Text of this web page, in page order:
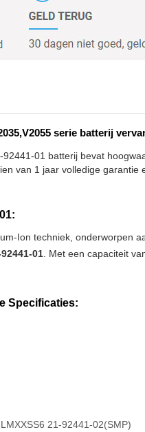
serie batterij
92441-01 batterij bevat
van 1 jaar volledige garantie
Ion techniek, onderworpen
01. Met een capaciteit
Specificaties:
21-92441-02(SMP)